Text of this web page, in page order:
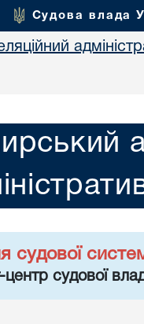
Судова влада
судової
судової